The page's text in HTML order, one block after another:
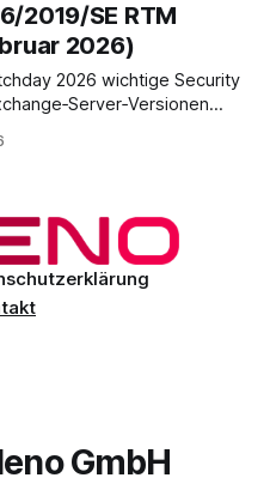
2019/SE RTM
2026)
2026 wichtige Security
CVE‑2026‑21527,
relevant, da
GmbH